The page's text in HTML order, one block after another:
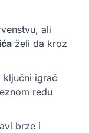
ali
želi da kroz
ključni igrač
redu
brze i